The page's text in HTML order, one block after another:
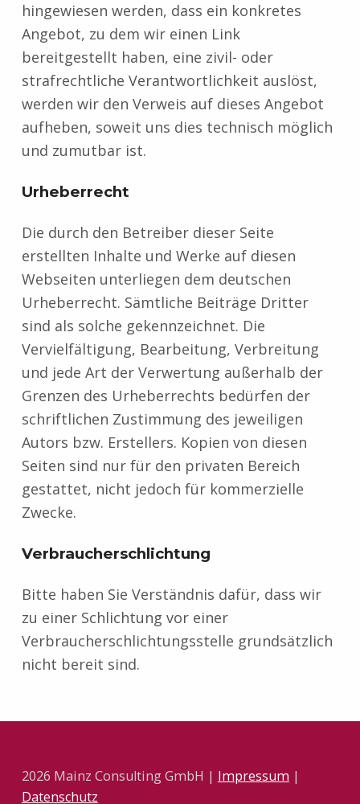
hingewiesen werden, dass ein konkretes
Angebot, zu dem wir einen Link
bereitgestellt haben, eine zivil- oder
strafrechtliche Verantwortlichkeit auslöst,
werden wir den Verweis auf dieses Angebot
aufheben, soweit uns dies technisch möglich
und zumutbar ist.
Urheberrecht
Die durch den Betreiber dieser Seite
erstellten Inhalte und Werke auf diesen
Webseiten unterliegen dem deutschen
Urheberrecht. Sämtliche Beiträge Dritter
sind als solche gekennzeichnet. Die
Vervielfältigung, Bearbeitung, Verbreitung
und jede Art der Verwertung außerhalb der
Grenzen des Urheberrechts bedürfen der
schriftlichen Zustimmung des jeweiligen
Autors bzw. Erstellers. Kopien von diesen
Seiten sind nur für den privaten Bereich
gestattet, nicht jedoch für kommerzielle
Zwecke.
Verbraucherschlichtung
Bitte haben Sie Verständnis dafür, dass wir
zu einer Schlichtung vor einer
Verbraucherschlichtungsstelle grundsätzlich
nicht bereit sind.
2026 Mainz Consulting GmbH | Impressum |
Datenschutz